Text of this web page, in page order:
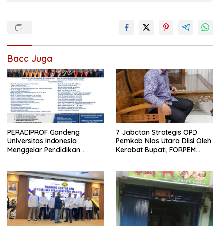
Baca Juga
PERADIPROF Gandeng
Universitas Indonesia
Menggelar Pendidikan
7 Jabatan Strategis OPD
Pemkab Nias Utara Diisi Oleh
Kerabat Bupati, FORPEM